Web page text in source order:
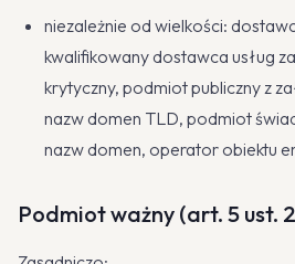
niezależnie od wielkości:
kwalifikowany dostawca usług
krytyczny, podmiot publiczny z
nazw domen TLD, podmiot
nazw domen, operator obiektu
Podmiot ważny (art. 5 ust.